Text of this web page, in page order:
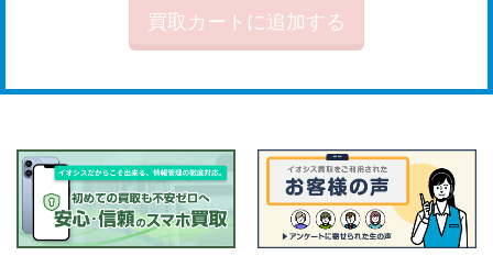
買取カートに追加する